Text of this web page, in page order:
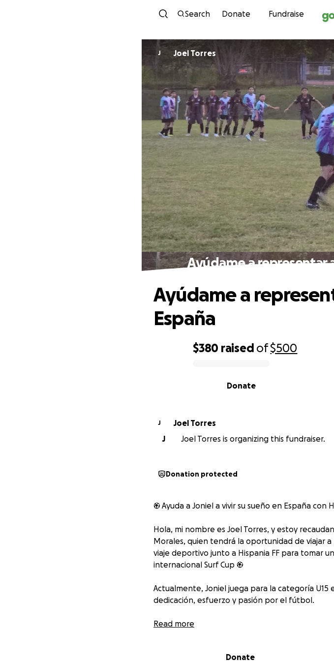
Skip to
Search Donate Fundraise
J Joel Torres
Ayúdame a representar
$380 raised of$500
Donate
Ayúdame a
España
J
Joel Torres
J
Joel Torres is organizing this fundraiser.
Donation protected
⚽ Ayuda a Joniel a vivir su sueño en España con
Hola, mi nombre es Joel Torres, y estoy
Morales, quien tendrá la oportunidad de viajar
viaje deportivo junto a Hispania FF para tomar
internacional Surf Cup ⚽
Actualmente, Joniel juega para la categoría
dedicación, esfuerzo y pasión por el fútbol.
Este viaje es una sorpresa muy especial que le
unos días llenos de aprendizaje, compañerismo
Read more
Donate